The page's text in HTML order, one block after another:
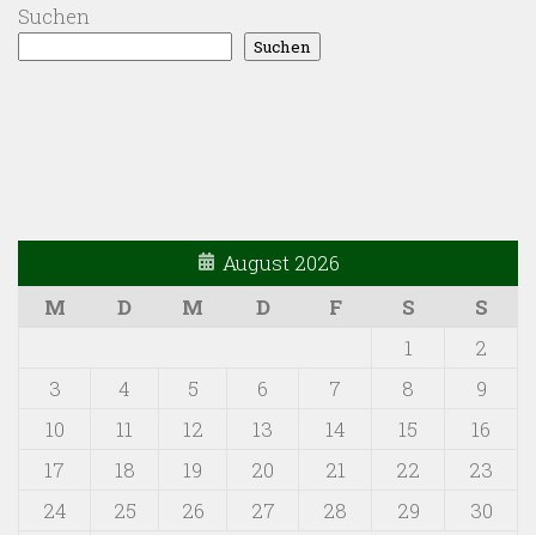
Suchen
Suchen
August 2026
M
D M D F S
S
1
2
3
4 5 6 7 8
9
10
11 12 13 14 15
16
17
18 19 20 21 22
23
24
25 26 27 28 29
30